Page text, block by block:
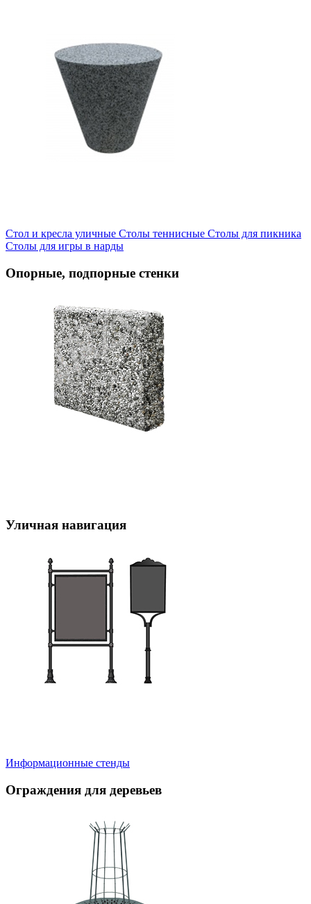
Стол и кресла уличные Cтолы теннисные Столы для пикника
Столы для игры в нарды
Опорные, подпорные стенки
Уличная навигация
Информационные стенды
Ограждения для деревьев